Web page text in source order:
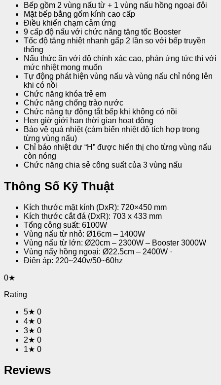
Bếp gồm 2 vùng nấu từ + 1 vùng nấu hồng ngoại đôi
Mặt bếp bằng gốm kính cao cấp
Điều khiển chạm cảm ứng
9 cấp độ nấu với chức năng tăng tốc Booster
Tốc độ tăng nhiệt nhanh gấp 2 lần so với bếp truyền
thống
Nấu thức ăn với độ chính xác cao, phản ứng tức thì với
mức nhiệt mong muốn
Tự động phát hiện vùng nấu và vùng nấu chỉ nóng lên
khi có nồi
Chức năng khóa trẻ em
Chức năng chống trào nước
Chức năng tự động tắt bếp khi không có nồi
Hẹn giờ giới hạn thời gian hoạt động
Bảo vệ quá nhiệt (cảm biến nhiệt độ tích hợp trong
từng vùng nấu)
Chỉ báo nhiệt dư “H” được hiển thị cho từng vùng nấu
còn nóng
Chức năng chia sẻ công suất của 3 vùng nấu
Thông Số Kỹ Thuật
Kích thước mặt kính (DxR): 720×450 mm
Kích thước cắt đá (DxR): 703 x 433 mm
Tổng công suất: 6100W
Vùng nấu từ nhỏ: Ø16cm – 1400W
Vùng nấu từ lớn: Ø20cm – 2300W – Booster 3000W
Vùng nấy hồng ngoại: Ø22.5cm – 2400W ·
Điện áp: 220~240v/50~60hz
0★
Rating
5★ 0
4★ 0
3★ 0
2★ 0
1★ 0
Reviews